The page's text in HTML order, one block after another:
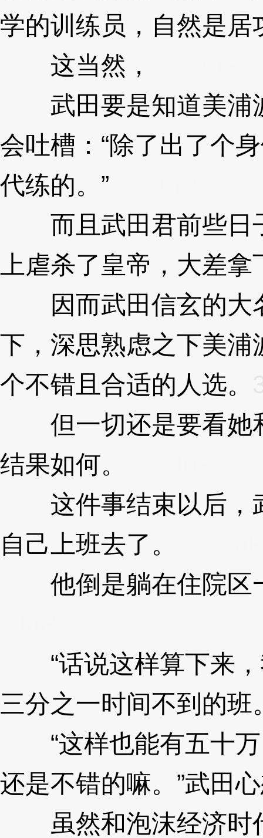
学的训练员，自然是居
这当然，
武田要是知道美浦
会吐槽：“除了出了个
代练的。”
而且武田君前些日
上虐杀了皇帝，大差拿
因而武田信玄的大
下，深思熟虑之下美
个不错且合适的人选。
但一切还是要看她
结果如何。
这件事结束以后，
自己上班去了。
他倒是躺在住院区
“话说这样算下来，
三分之一时间不到的班
“这样也能有五十万
还是不错的嘛。”武田
虽然和泡沫经济时